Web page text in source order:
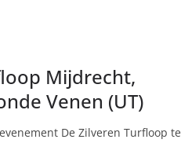
Mijdrecht,
Venen (UT)
De Zilveren Turfloop te